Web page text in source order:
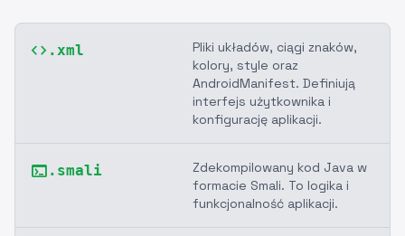
code .xml
Pliki układów, ciągi znaków,
kolory, style oraz
AndroidManifest. Definiują
interfejs użytkownika i
konfigurację aplikacji.
terminal .smali
Zdekompilowany kod Java w
formacie Smali. To logika i
funkcjonalność aplikacji.